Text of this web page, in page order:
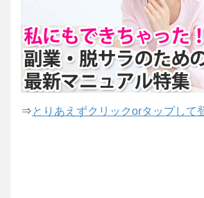
⇒とりあえずクリックorタップして